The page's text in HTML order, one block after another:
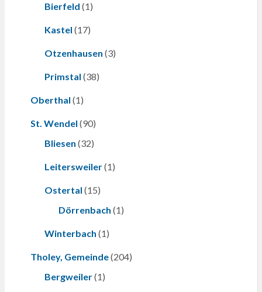
Bierfeld (1)
Kastel (17)
Otzenhausen (3)
Primstal (38)
Oberthal (1)
St. Wendel (90)
Bliesen (32)
Leitersweiler(1)
Ostertal (15)
Dörrenbach (1)
Winterbach (1)
Tholey, Gemeinde(204)
Bergweiler(1)